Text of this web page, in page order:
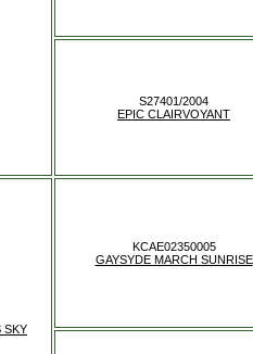
S27401/2004
EPIC CLAIRVOYANT
SKY
KCAE02350005
GAYSYDE MARCH SUNRISE